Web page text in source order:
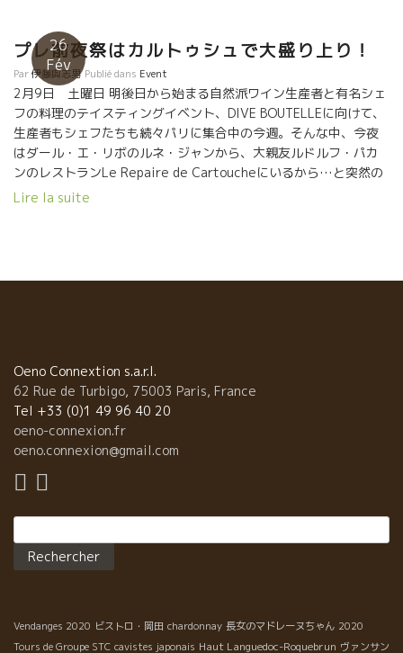
ームもやって来て…。もちろん、この店に来たら、自然派ワイン
の大御所は何でもありといってもいいほどのセレクション、ワイ
ン選びにもリキが入るというもの。わがチームはオヴェルノワや
らダール・エ・リボやら4人で正確には6本分は消費した勘定。つ
いでに名物のふわふわブーダン、チーズにソーセージ、豚肉のサ
ラダも消化して、やっぱりうまいワインは体に良いねと納得した
夜でした。ちなみに本日は明日に備えて、良い子のシンデレラタ
イムで、打ち上げと相成りました…。
26
Fév
プレ前夜祭はカルトゥシュで大盛り上り！
Par伊藤與志男 Publié dans Event
2月9日 土曜日 明後日から始まる自然派ワイン生産者と有名シェ
フの料理のテイスティングイベント、DIVE BOUTELLEに向けて、
生産者もシェフたちも続々パリに集合中の今週。そんな中、今夜
はダール・エ・リボのルネ・ジャンから、大親友ルドルフ・パカ
ンのレストランLe Repaire de Cartoucheにいるから…と突然の
お誘い。日本からは、今、パリに到着したばかりというMeli-
イジーな週末となったのでありました…。
Lire la suite
Oeno Connextion s.a.r.l.
62 Rue de Turbigo, 75003 Paris, France
Tel +33 (0)1 49 96 40 20
oeno-connexion.fr
oeno.connexion@gmail.com
Vendanges 2020 ビストロ・岡田 chardonnay 長女のマドレーヌちゃん 2020
Tours de Groupe STC cavistes japonais Haut Languedoc-Roquebrun ヴァンサン